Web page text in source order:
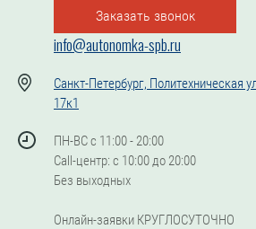
Заказать звонок
info@autonomka-spb.ru
Санкт-Петербург, Политехническая
17к1
ПН-ВС с 11:00 - 20:00
Call-центр: с 10:00 до 20:00
Без выходных
Онлайн-заявки КРУГЛОСУТОЧНО